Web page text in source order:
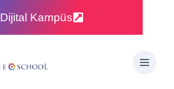
Dijital Kampüs